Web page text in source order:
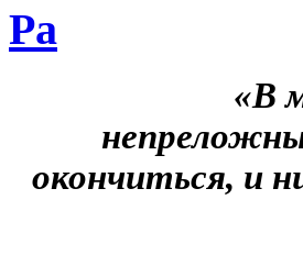
Ра
«В
окончиться, и